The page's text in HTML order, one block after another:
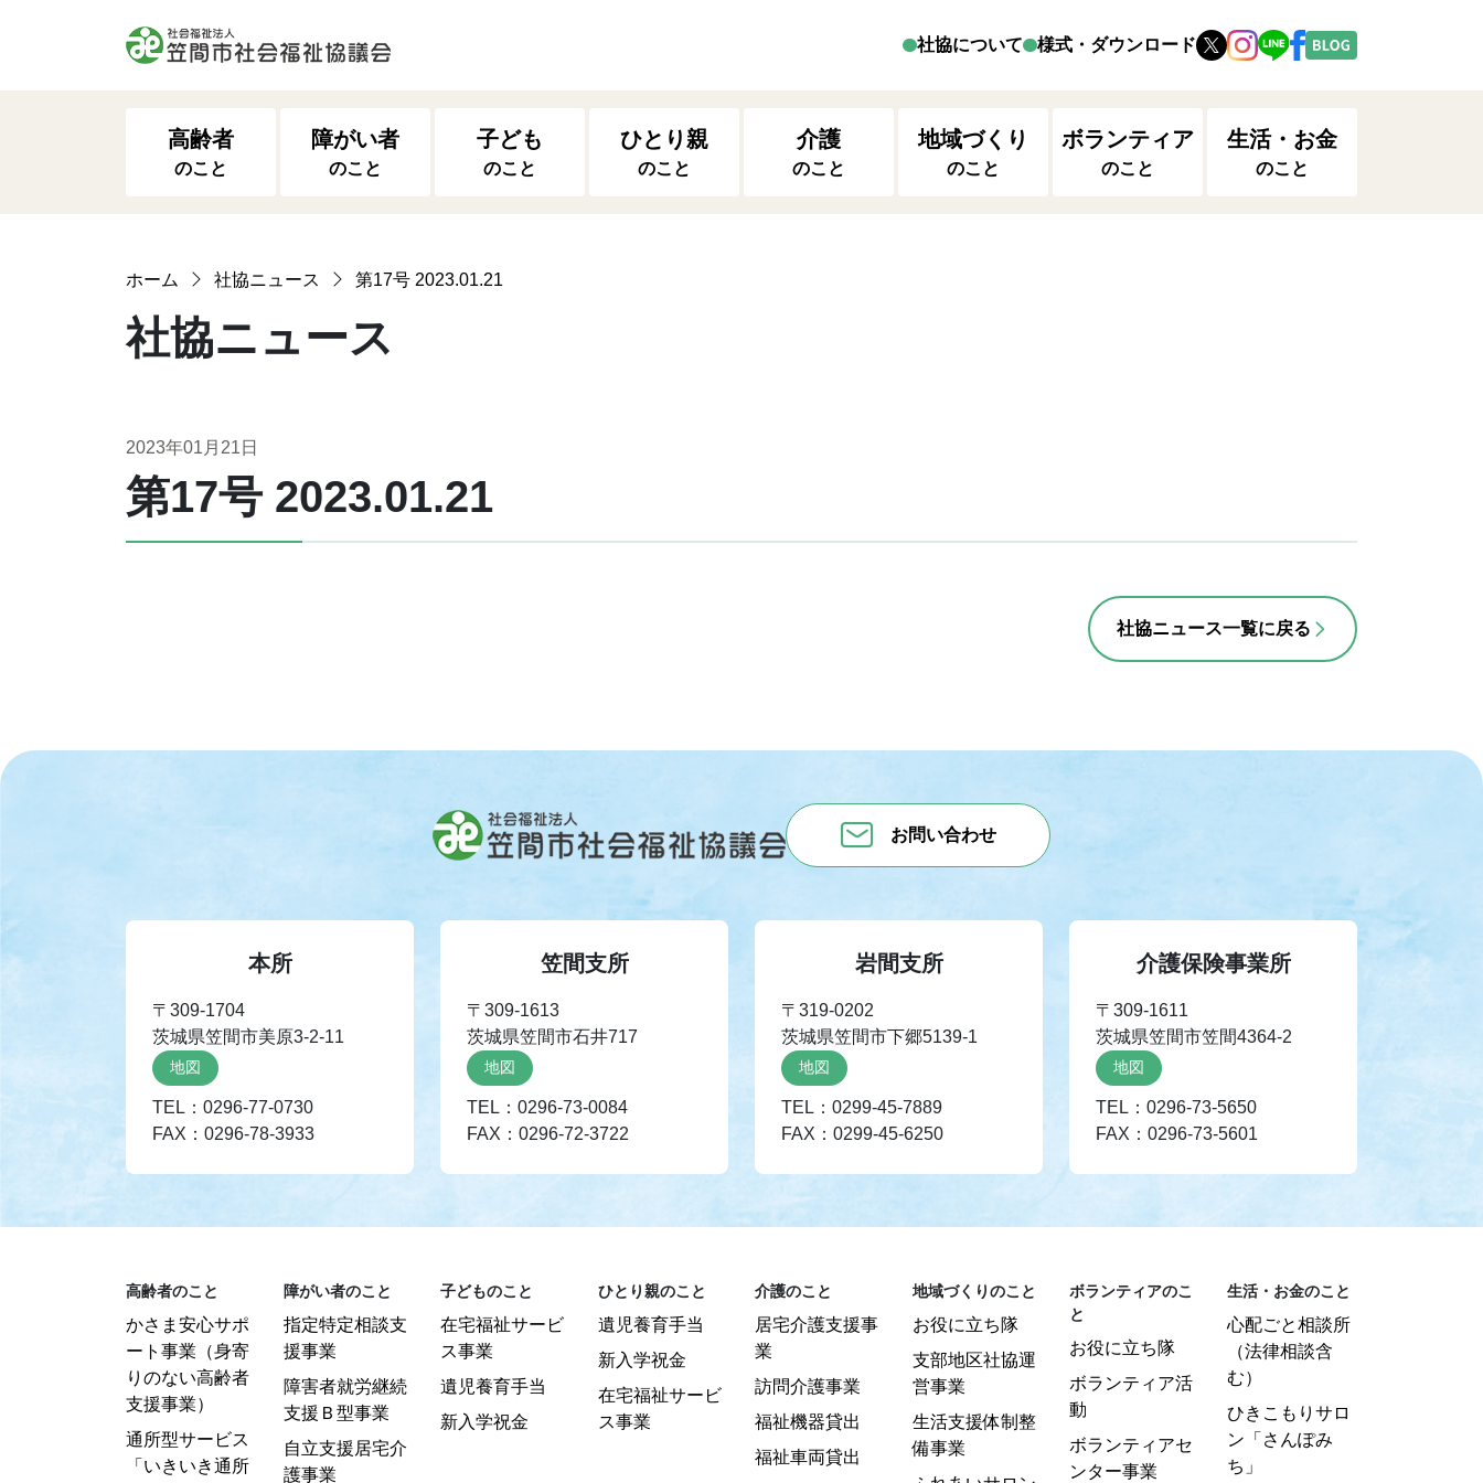
社協について 様式・ダウンロード
高齢者
のこと
障がい者
のこと
子ども
のこと
ひとり親
のこと
介護
のこと
地域づくり
のこと
ボランティア
のこと
生活・お金
のこと
ホーム 社協ニュース 第17号 2023.01.21
社協ニュース
2023年01月21日
第17号 2023.01.21
社協ニュース一覧に戻る
お問い合わせ
本所
〒309-1704
茨城県笠間市美原3-2-11
地図
TEL：0296-77-0730
FAX：0296-78-3933
笠間支所
〒309-1613
茨城県笠間市石井717
地図
TEL：0296-73-0084
FAX：0296-72-3722
岩間支所
〒319-0202
茨城県笠間市下郷5139-1
地図
TEL：0299-45-7889
FAX：0299-45-6250
介護保険事業所
〒309-1611
茨城県笠間市笠間4364-2
地図
TEL：0296-73-5650
FAX：0296-73-5601
高齢者のこと
かさま安心サポ
ート事業（身寄
りのない高齢者
支援事業）
通所型サービス
「いきいき通所
障がい者のこと
指定特定相談支
援事業
障害者就労継続
支援Ｂ型事業
自立支援居宅介
護事業
子どものこと
在宅福祉サービ
ス事業
遺児養育手当
新入学祝金
ひとり親のこと
遺児養育手当
新入学祝金
在宅福祉サービ
ス事業
介護のこと
居宅介護支援事
業
訪問介護事業
福祉機器貸出
福祉車両貸出
地域づくりのこと
お役に立ち隊
支部地区社協運
営事業
生活支援体制整
備事業
ボランティアのこ
と
お役に立ち隊
ボランティア活
動
ボランティアセ
ンター事業
生活・お金のこと
心配ごと相談所
（法律相談含
む）
ひきこもりサロ
ン「さんぽみ
ち」